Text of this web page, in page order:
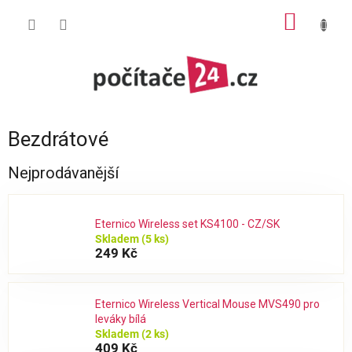
Bezdrátové
Nejprodávanější
Eternico Wireless set KS4100 - CZ/SK
Skladem(5 ks)
249 Kč
Eternico Wireless Vertical Mouse MVS490 pro
leváky bílá
Skladem(2 ks)
409 Kč